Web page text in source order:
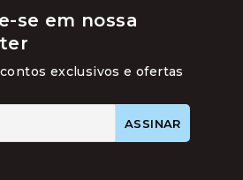
se em nossa
exclusivos e ofertas